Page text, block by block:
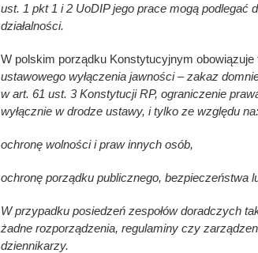
ust. 1 pkt 1 i 2 UoDIP jego prace mogą podlegać
działalności.
W polskim porządku Konstytucyjnym
ustawowego wyłączenia jawności – zakaz
w art. 61 ust. 3 Konstytucji RP, ograniczenie
wyłącznie w drodze ustawy, i tylko ze względu na:
ochronę wolności i praw innych osób,
ochronę porządku publicznego, bezpieczeństwa
W przypadku posiedzeń zespołów doradczych
żadne rozporządzenia, regulaminy czy
dziennikarzy.